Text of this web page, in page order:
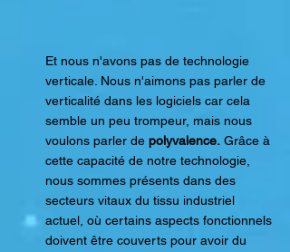
Et nous n'avons pas de technologie
verticale. Nous n'aimons pas parler de
verticalité dans les logiciels car cela
semble un peu trompeur, mais nous
voulons parler de polyvalence. Grâce à
cette capacité de notre technologie,
nous sommes présents dans des
secteurs vitaux du tissu industriel
actuel, où certains aspects fonctionnels
doivent être couverts pour avoir du